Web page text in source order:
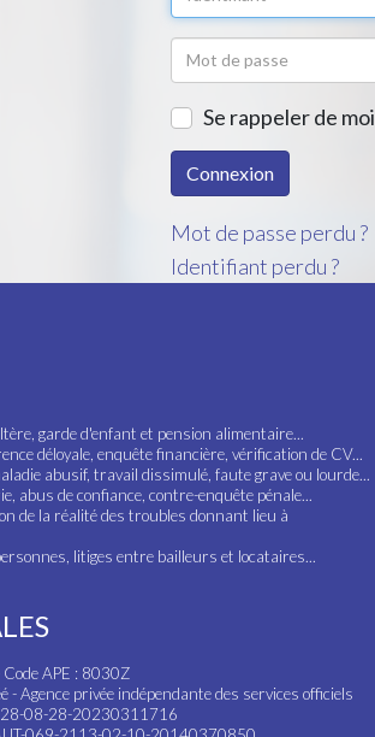
Se rappeler de moi
Connexion
Mot de passe perdu ?
Identifiant perdu ?
garde d'enfant et pension alimentaire...
déloyale, enquête financière, vérification de CV...
abusif, travail dissimulé, faute grave ou lourde...
abus de confiance, contre-enquête pénale...
de la réalité des troubles donnant lieu à
litiges entre bailleurs et locataires...
APE : 8030Z
- Agence privée indépendante des services officiels
08-28-20230311716